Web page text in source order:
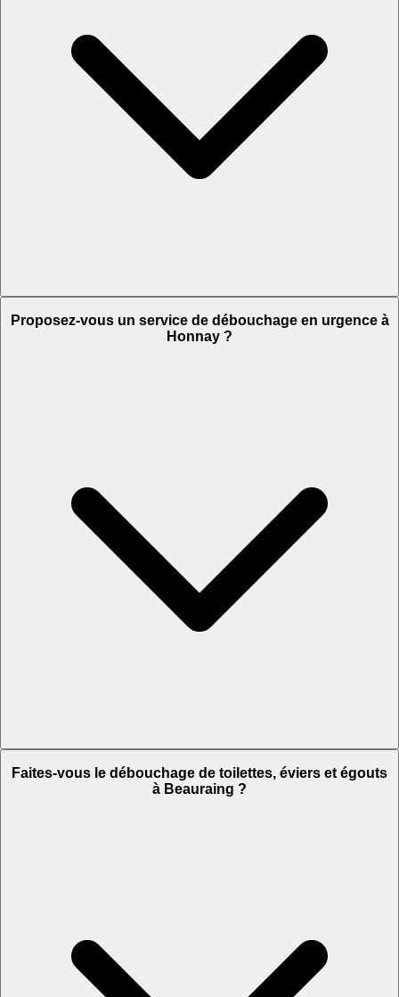
Proposez-vous un service de débouchage en urgence à
Honnay ?
Faites-vous le débouchage de toilettes, éviers et égouts
à Beauraing ?